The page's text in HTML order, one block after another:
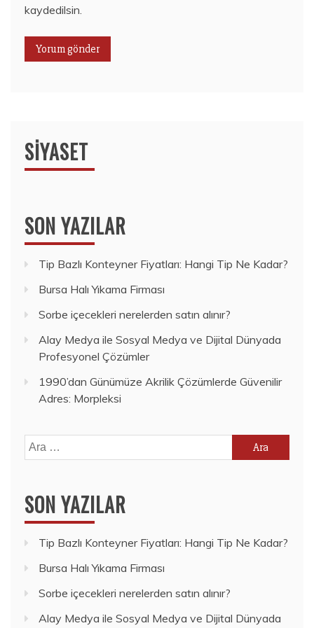
kaydedilsin.
SIYASET
SON YAZILAR
Tip Bazlı Konteyner Fiyatları: Hangi Tip Ne Kadar?
Bursa Halı Yıkama Firması
Sorbe içecekleri nerelerden satın alınır?
Alay Medya ile Sosyal Medya ve Dijital Dünyada
Profesyonel Çözümler
1990’dan Günümüze Akrilik Çözümlerde Güvenilir
Adres: Morpleksi
Arama:
SON YAZILAR
Tip Bazlı Konteyner Fiyatları: Hangi Tip Ne Kadar?
Bursa Halı Yıkama Firması
Sorbe içecekleri nerelerden satın alınır?
Alay Medya ile Sosyal Medya ve Dijital Dünyada